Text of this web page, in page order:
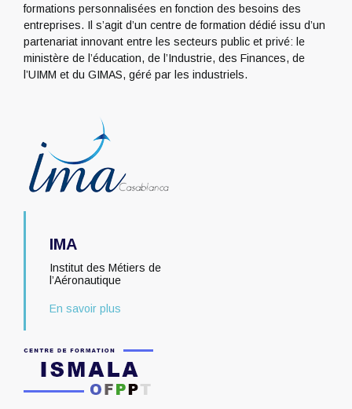
formations personnalisées en fonction des besoins des
entreprises. Il s’agit d’un centre de formation dédié issu d’un
partenariat innovant entre les secteurs public et privé: le
ministère de l’éducation, de l’Industrie, des Finances, de
l’UIMM et du GIMAS, géré par les industriels.
IMA
Institut des Métiers de
l’Aéronautique
En savoir plus